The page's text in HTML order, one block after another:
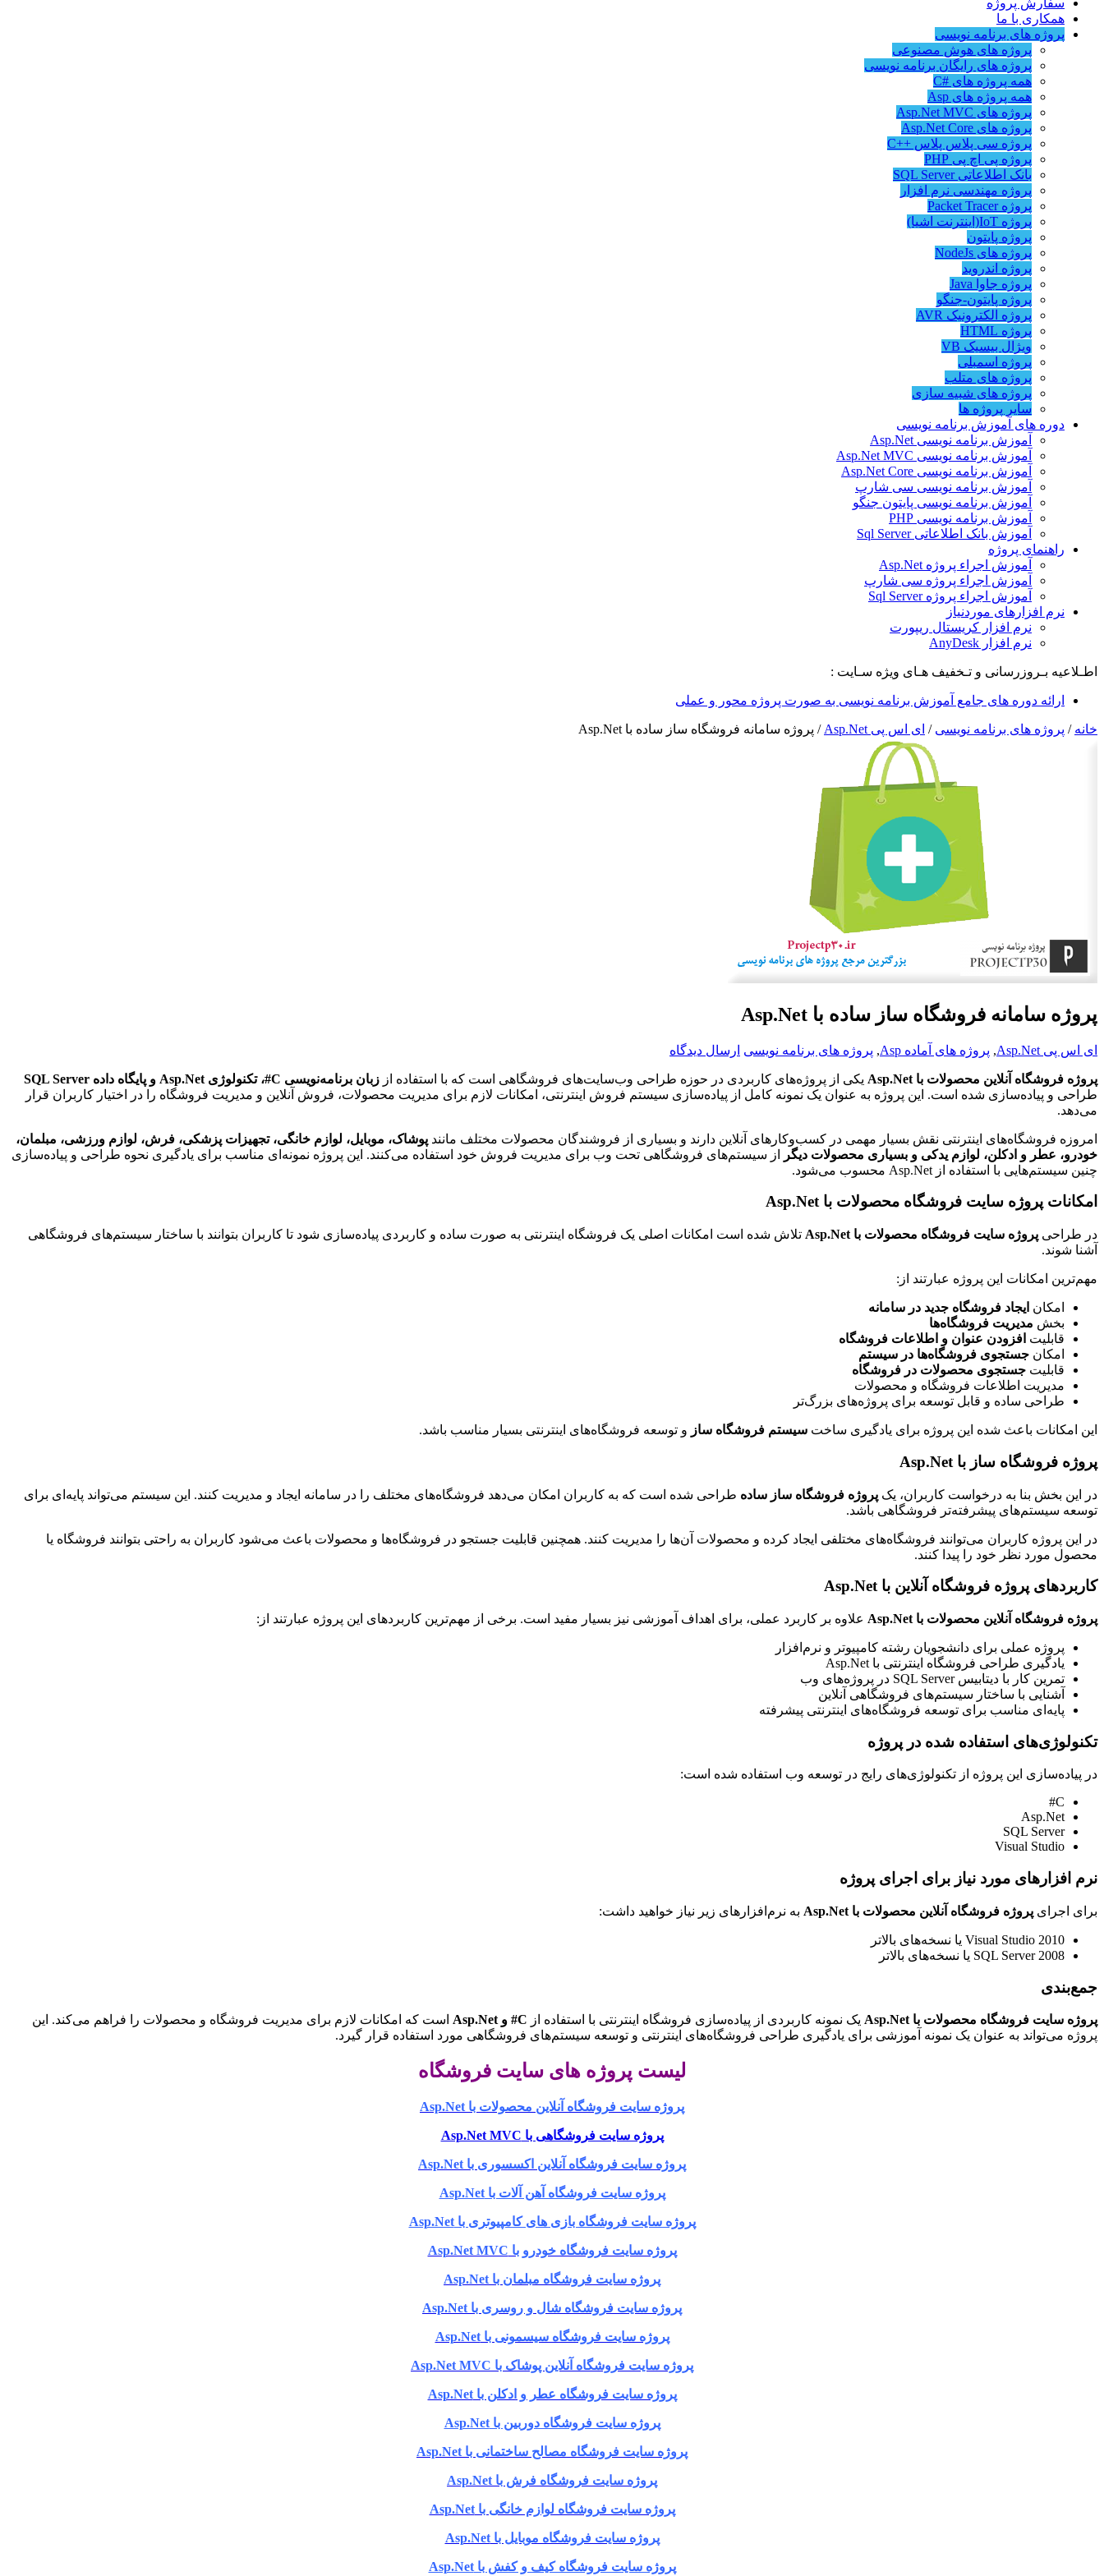
همکاری با ما
پروژه های برنامه نویسی
پروژه های هوش مصنوعی
پروژه های رایگان برنامه نویسی
همه پروژه های #C
همه پروژه های Asp
پروژه های Asp.Net MVC
پروژه های Asp.Net Core
پروژه سی پلاس پلاس ++C
پروژه پی اچ پی PHP
بانک اطلاعاتی SQL Server
پروژه مهندسی نرم افزار
پروژه Packet Tracer
پروژه IoT(اینترنت اشیا)
پروژه پایتون
پروژه های NodeJs
پروژه اندروید
پروژه جاوا Java
پروژه پایتون-جنگو
پروژه الکترونیک AVR
پروژه HTML
ویژال بیسیک VB
پروژه اسمبلی
پروژه های متلب
پروژه های شبیه سازی
سایر پروژه ها
دوره های آموزش برنامه نویسی
آموزش برنامه نویسی Asp.Net
آموزش برنامه نویسی Asp.Net MVC
آموزش برنامه نویسی Asp.Net Core
آموزش برنامه نویسی سی شارپ
آموزش برنامه نویسی پایتون جنگو
آموزش برنامه نویسی PHP
آموزش بانک اطلاعاتی Sql Server
راهنمای پروژه
آموزش اجراء پروژه Asp.Net
آموزش اجراء پروژه سی شارپ
آموزش اجراء پروژه Sql Server
نرم افزارهای موردنیاز
نرم افزار کریستال ریپورت
نرم افزار AnyDesk
اطـلاعیه بـروزرسانی و تـخفیف هـای ویژه سـایت :
ارائه دوره های جامع آموزش برنامه نویسی به صورت پروژه محور و عملی
خانه / پروژه های برنامه نویسی / ای اس پی Asp.Net / پروژه سامانه فروشگاه ساز ساده با Asp.Net
پروژه سامانه فروشگاه ساز ساده با Asp.Net
ای اس پی Asp.Net , پروژه های آماده Asp , پروژه های برنامه نویسی ارسال دیدگاه
پروژه فروشگاه آنلاین محصولات با Asp.Net یکی از پروژه‌های کاربردی در حوزه طراحی وب‌سایت‌های فروشگاهی است که با استفاده از زبان برنامه‌نویسی C#، تکنولوژی Asp.Net و پایگاه داده SQL Server
طراحی و پیاده‌سازی شده است. این پروژه به عنوان یک نمونه کامل از پیاده‌سازی سیستم فروش اینترنتی، امکانات لازم برای مدیریت محصولات، فروش آنلاین و مدیریت فروشگاه را در اختیار کاربران قرار
می‌دهد.
امروزه فروشگاه‌های اینترنتی نقش بسیار مهمی در کسب‌وکارهای آنلاین دارند و بسیاری از فروشندگان محصولات مختلف مانند پوشاک، موبایل، لوازم خانگی، تجهیزات پزشکی، فرش، لوازم ورزشی، مبلمان،
خودرو، عطر و ادکلن، لوازم یدکی و بسیاری محصولات دیگر
از سیستم‌های فروشگاهی تحت وب برای مدیریت فروش خود استفاده می‌کنند. این پروژه نمونه‌ای مناسب برای یادگیری نحوه طراحی و پیاده‌سازی
چنین سیستم‌هایی با استفاده از Asp.Net محسوب می‌شود.
امکانات پروژه سایت فروشگاه محصولات با Asp.Net
در طراحی پروژه سایت فروشگاه محصولات با Asp.Net
تلاش شده است امکانات اصلی یک فروشگاه اینترنتی به صورت ساده و کاربردی پیاده‌سازی شود تا کاربران بتوانند با ساختار سیستم‌های فروشگاهی
آشنا شوند.
مهم‌ترین امکانات این پروژه عبارتند از:
امکان ایجاد فروشگاه جدید در سامانه
بخش مدیریت فروشگاه‌ها
قابلیت افزودن عنوان و اطلاعات فروشگاه
امکان جستجوی فروشگاه‌ها در سیستم
قابلیت جستجوی محصولات در فروشگاه
مدیریت اطلاعات فروشگاه و محصولات
طراحی ساده و قابل توسعه برای پروژه‌های بزرگ‌تر
این امکانات باعث شده این پروژه برای یادگیری ساخت سیستم فروشگاه ساز و توسعه فروشگاه‌های اینترنتی بسیار مناسب باشد.
پروژه فروشگاه ساز با Asp.Net
در این بخش بنا به درخواست کاربران، یک پروژه فروشگاه ساز ساده طراحی شده است که به کاربران امکان می‌دهد فروشگاه‌های مختلف را در سامانه ایجاد و مدیریت کنند. این سیستم می‌تواند پایه‌ای برای
توسعه سیستم‌های پیشرفته‌تر فروشگاهی باشد.
در این پروژه کاربران می‌توانند فروشگاه‌های مختلفی ایجاد کرده و محصولات آن‌ها را مدیریت کنند. همچنین قابلیت جستجو در فروشگاه‌ها و محصولات باعث می‌شود کاربران به راحتی بتوانند فروشگاه یا
محصول مورد نظر خود را پیدا کنند.
کاربردهای پروژه فروشگاه آنلاین با Asp.Net
پروژه فروشگاه آنلاین محصولات با Asp.Net علاوه بر کاربرد عملی، برای اهداف آموزشی نیز بسیار مفید است. برخی از مهم‌ترین کاربردهای این پروژه عبارتند از:
پروژه عملی برای دانشجویان رشته کامپیوتر و نرم‌افزار
یادگیری طراحی فروشگاه اینترنتی با Asp.Net
تمرین کار با دیتابیس SQL Server در پروژه‌های وب
آشنایی با ساختار سیستم‌های فروشگاهی آنلاین
پایه‌ای مناسب برای توسعه فروشگاه‌های اینترنتی پیشرفته
تکنولوژی‌های استفاده شده در پروژه
در پیاده‌سازی این پروژه از تکنولوژی‌های رایج در توسعه وب استفاده شده است:
C#
Asp.Net
SQL Server
Visual Studio
نرم افزارهای مورد نیاز برای اجرای پروژه
برای اجرای پروژه فروشگاه آنلاین محصولات با Asp.Net به نرم‌افزارهای زیر نیاز خواهید داشت:
Visual Studio 2010 یا نسخه‌های بالاتر
SQL Server 2008 یا نسخه‌های بالاتر
جمع‌بندی
پروژه سایت فروشگاه محصولات با Asp.Net یک نمونه کاربردی از پیاده‌سازی فروشگاه اینترنتی با استفاده از C# و Asp.Net
است که امکانات لازم برای مدیریت فروشگاه و محصولات را فراهم می‌کند. این
پروژه می‌تواند به عنوان یک نمونه آموزشی برای یادگیری طراحی فروشگاه‌های اینترنتی و توسعه سیستم‌های فروشگاهی مورد استفاده قرار گیرد.
لیست پروژه های سایت فروشگاه
پروژه سایت فروشگاه آنلاین محصولات با Asp.Net
پروژه سایت فروشگاهی با Asp.Net MVC
پروژه سایت فروشگاه آنلاین اکسسوری با Asp.Net
پروژه سایت فروشگاه آهن آلات با Asp.Net
پروژه سایت فروشگاه بازی های کامپیوتری با Asp.Net
پروژه سایت فروشگاه خودرو با Asp.Net MVC
پروژه سایت فروشگاه مبلمان با Asp.Net
پروژه سایت فروشگاه شال و روسری با Asp.Net
پروژه سایت فروشگاه سیسمونی با Asp.Net
پروژه سایت فروشگاه آنلاین پوشاک با Asp.Net MVC
پروژه سایت فروشگاه عطر و ادکلن با Asp.Net
پروژه سایت فروشگاه دوربین با Asp.Net
پروژه سایت فروشگاه مصالح ساختمانی با Asp.Net
پروژه سایت فروشگاه فرش با Asp.Net
پروژه سایت فروشگاه لوازم خانگی با Asp.Net
پروژه سایت فروشگاه موبایل با Asp.Net
پروژه سایت فروشگاه کیف و کفش با Asp.Net